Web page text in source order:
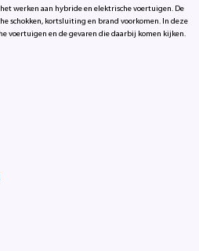
werken aan hybride en elektrische voertuigen. De
schokken, kortsluiting en brand voorkomen. In deze
voertuigen en de gevaren die daarbij komen kijken.